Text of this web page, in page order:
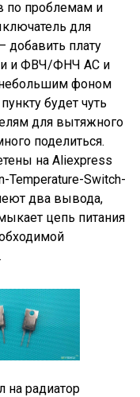
по проблемам и
для
добавить плату
и ФВЧ/ФНЧ АС и
фоном
будет чуть
для вытяжного
поделиться.
на Aliexpress
Temperature-Switch-
два вывода,
цепь питания
на радиатор